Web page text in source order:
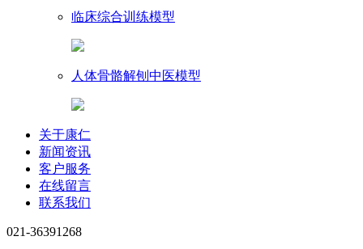
临床综合训练模型
人体骨骼解刨中医模型
关于康仁
新闻资讯
客户服务
在线留言
联系我们
021-36391268